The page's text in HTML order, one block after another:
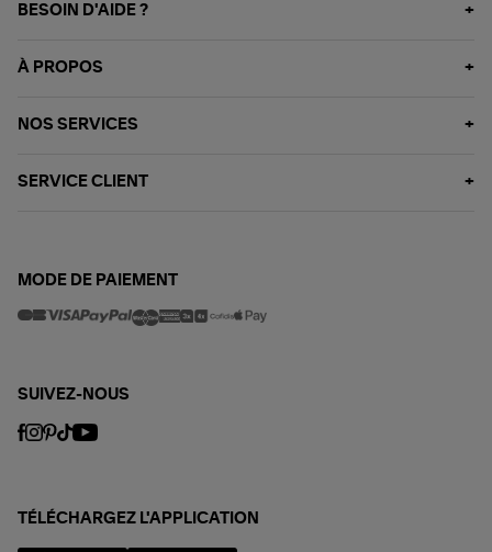
BESOIN D'AIDE ?
À PROPOS
NOS SERVICES
SERVICE CLIENT
MODE DE PAIEMENT
SUIVEZ-NOUS
TÉLÉCHARGEZ L'APPLICATION